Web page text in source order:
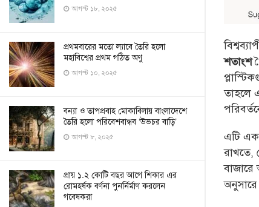
আগস্ট ১৮, ২০২৫
প্রথমবারের মতো ল্যাবে তৈরি হলো
মহাবিশ্বের প্রথম গঠিত অণু
আগস্ট ১০, ২০২৫
বন্যা ও তাপপ্রবাহ মোকাবিলায় বাংলাদেশে
তৈরি হলো পরিবেশবান্ধব ‘উভচর বাড়ি’
আগস্ট ৮, ২০২৫
প্রায় ১.২ কোটি বছর আগে শিকার এর
রোমহর্ষক বর্ণনা পুনর্নির্মাণ করলেন
গবেষকরা
শতাংশ
তাহলে
এটি
রাখতে,
অনুসারে